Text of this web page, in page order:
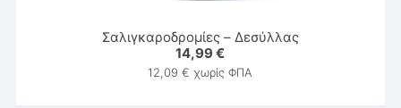
Σαλιγκαροδρομίες – Δεσύλλας
14,99€
12,09€ χωρίς ΦΠΑ